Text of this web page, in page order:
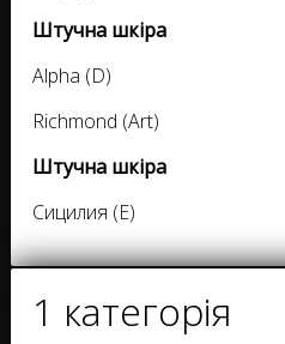
Штучна шкіра
Alpha (D)
Richmond (Art)
Штучна шкіра
Сицилия (E)
1 категорія